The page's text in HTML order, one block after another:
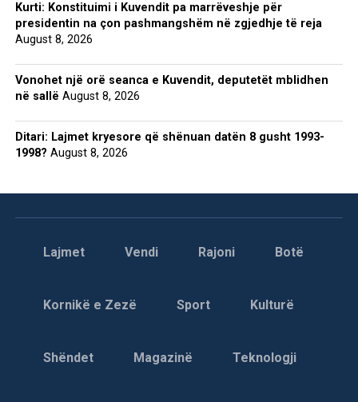
Kurti: Konstituimi i Kuvendit pa marrëveshje për
presidentin na çon pashmangshëm në zgjedhje të reja
August 8, 2026
Vonohet një orë seanca e Kuvendit, deputetët mblidhen
në sallë August 8, 2026
Ditari: Lajmet kryesore që shënuan datën 8 gusht 1993-
1998? August 8, 2026
Lajmet Vendi Rajoni Botë
Kornikë e Zezë Sport Kulturë
Shëndet Magazinë Teknologji